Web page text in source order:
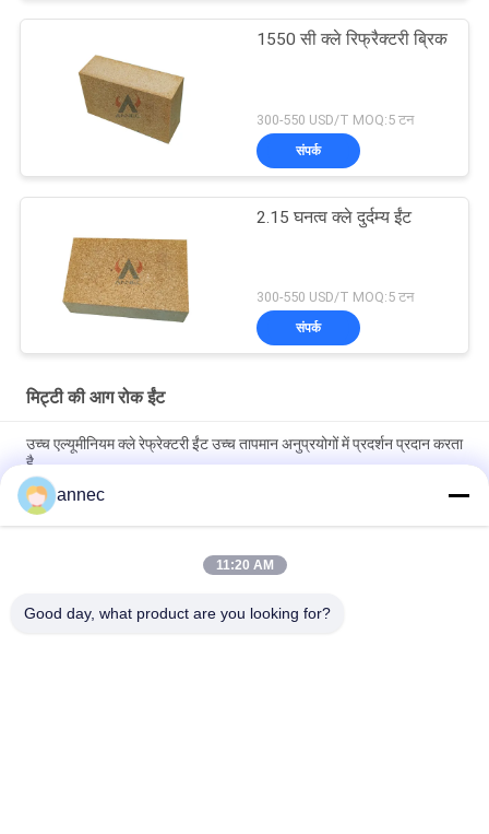
1550 सी क्ले रिफ्रैक्टरी ब्रिक
300-550 USD/T MOQ:5 टन
संपर्क
2.15 घनत्व क्ले दुर्दम्य ईंट
300-550 USD/T MOQ:5 टन
संपर्क
मिट्टी की आग रोक ईंट
उच्च एल्यूमीनियम क्ले रेफ्रेक्टरी ईंट उच्च तापमान अनुप्रयोगों में प्रदर्शन प्रदान करता
है
1350C क्रिक रेट अग्निरोधी मिट्टी की ईंटें कठोर वातावरण में थर्मल इन्सुलेशन के लिए
आदर्श
2.1-2.2 बल्क घनत्व मिट्टी अग्निरोधक ईंट मजबूत और टिकाऊ संरचनाओं के लिए
annec
11:20 AM
Good day, what product are you looking for?